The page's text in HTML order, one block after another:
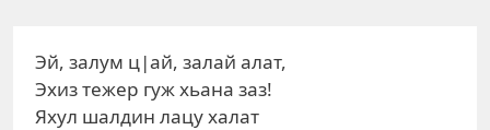
Эй, залум ц|ай, залай алат,
Эхиз тежер гуж хьана заз!
Яхул шалдин лацу халат